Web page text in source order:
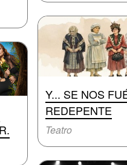
Y... SE NOS
REDEPENTE
Teatro